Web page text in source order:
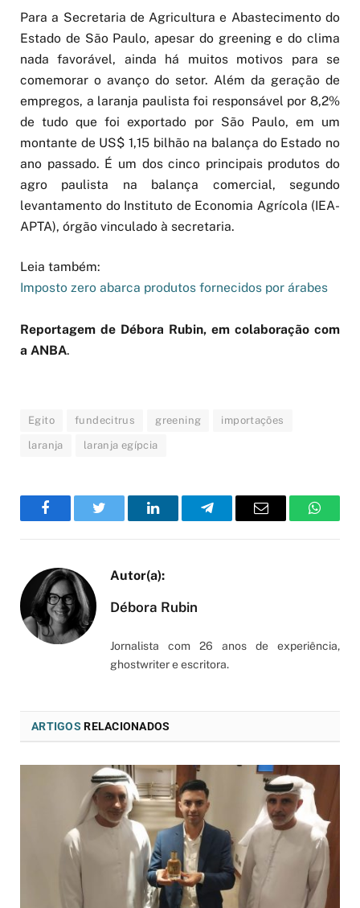
Para a Secretaria de Agricultura e Abastecimento do
Estado de São Paulo, apesar do greening e do clima
nada favorável, ainda há muitos motivos para se
comemorar o avanço do setor. Além da geração de
empregos, a laranja paulista foi responsável por 8,2%
de tudo que foi exportado por São Paulo, em um
montante de US$ 1,15 bilhão na balança do Estado no
ano passado. É um dos cinco principais produtos do
agro paulista na balança comercial, segundo
levantamento do Instituto de Economia Agrícola (IEA-
APTA), órgão vinculado à secretaria.
Leia também:
Imposto zero abarca produtos fornecidos por árabes
Reportagem de Débora Rubin, em colaboração com
a ANBA.
Egito fundecitrus greening importações
laranja laranja egípcia
FacebookTwitter LinkedInTelegramEmail
Débora Rubin
Jornalista com 26 anos de experiência,
ghostwriter e escritora.
ARTIGOS RELACIONADOS